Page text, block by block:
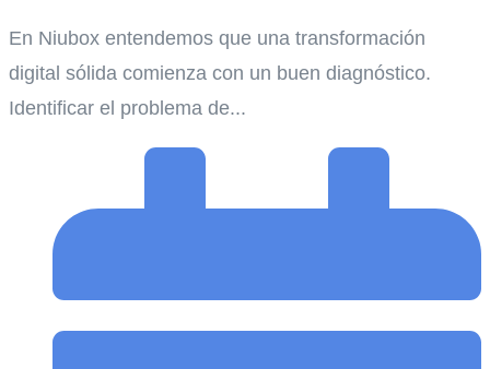
En Niubox entendemos que una transformación
digital sólida comienza con un buen diagnóstico.
Identificar el problema de...